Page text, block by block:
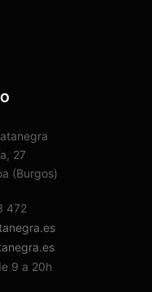
27
(Burgos)
472
9 a 20h